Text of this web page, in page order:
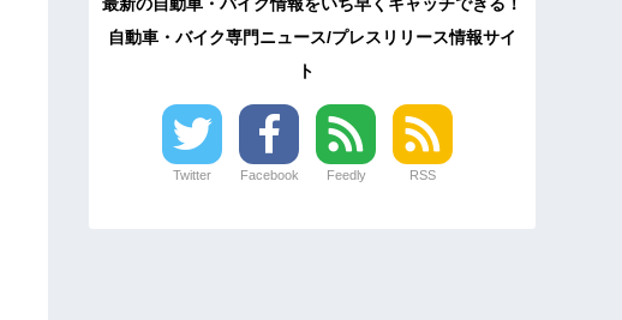
最新の自動車・バイク情報をいち早くキャッチできる！
自動車・バイク専門ニュース/プレスリリース情報サイ
ト
Twitter Facebook Feedly RSS